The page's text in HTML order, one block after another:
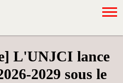
L'UNJCI lance
2029 sous le